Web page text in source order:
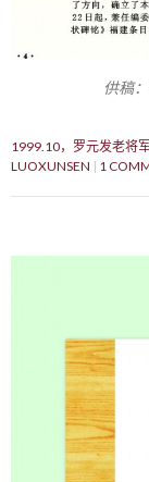
供稿
1999.10，罗元发老将
LUOXUNSEN
1